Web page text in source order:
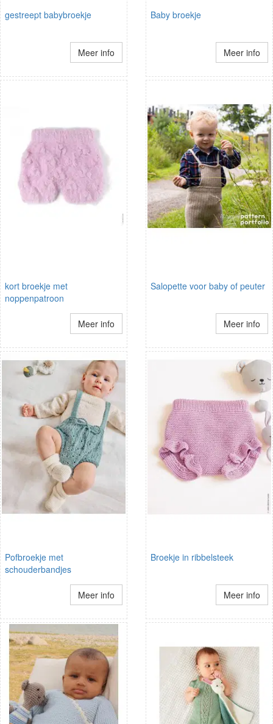
gestreept babybroekje
Meer info
Baby broekje
Meer info
kort broekje met
noppenpatroon
Meer info
Salopette voor baby of peuter
Meer info
Pofbroekje met
schouderbandjes
Meer info
Broekje in ribbelsteek
Meer info